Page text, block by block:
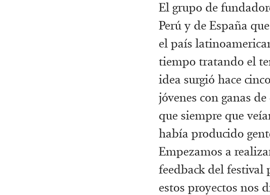
El grupo de
Perú y de España
el país
tiempo tratando el
idea surgió hace
jóvenes con ganas
que siempre que
había producido
Empezamos a
feedback del festival
estos proyectos nos